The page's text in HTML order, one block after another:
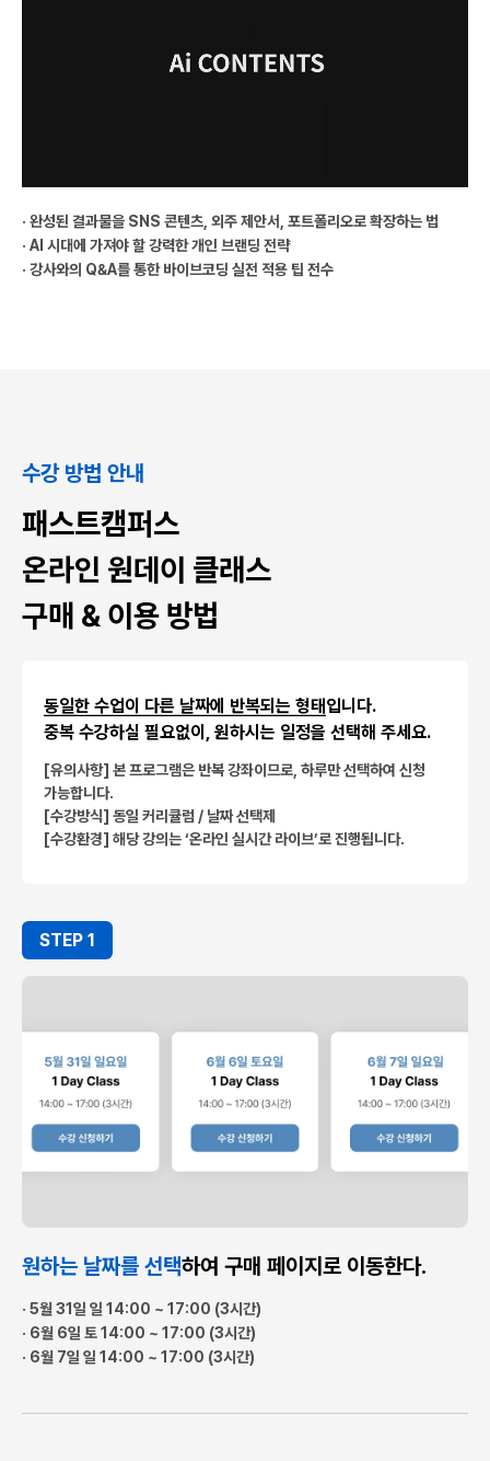
· 완성된 결과물을 SNS 콘텐츠, 외주 제안서, 포트폴리오로 확장하는 법
· AI 시대에 가져야 할 강력한 개인 브랜딩 전략
· 강사와의 Q&A를 통한 바이브코딩 실전 적용 팁 전수
수강 방법 안내
패스트캠퍼스
온라인 원데이 클래스
구매 & 이용 방법
동일한 수업이 다른 날짜에 반복되는 형태 입니다.
중복 수강하실 필요없이, 원하시는 일정을 선택해 주세요.
[유의사항] 본 프로그램은 반복 강좌이므로, 하루만 선택하여 신청
가능합니다.
[수강방식] 동일 커리큘럼 / 날짜 선택제
[수강환경] 해당 강의는‘온라인 실시간 라이브’로 진행됩니다.
STEP 1
원하는 날짜를 선택하여 구매 페이지로 이동한다.
· 5월 31일 일 14:00 ~ 17:00 (3시간)
· 6월 6일 토 14:00 ~ 17:00 (3시간)
· 6월 7일 일 14:00 ~ 17:00 (3시간)